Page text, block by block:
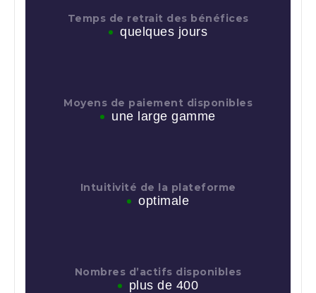
Temps de retrait des bénéfices
quelques jours
Moyens de paiement disponibles
une large gamme
Intuitivité de la plateforme
optimale
Nombres d’actifs disponibles
plus de 400